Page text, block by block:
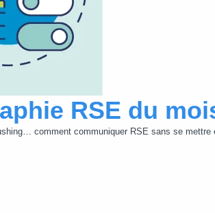
RSE du
comment communiquer RSE sans se mettre